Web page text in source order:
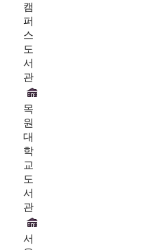
캠
퍼
스
도
서
관
목
원
대
학
교
도
서
관
서